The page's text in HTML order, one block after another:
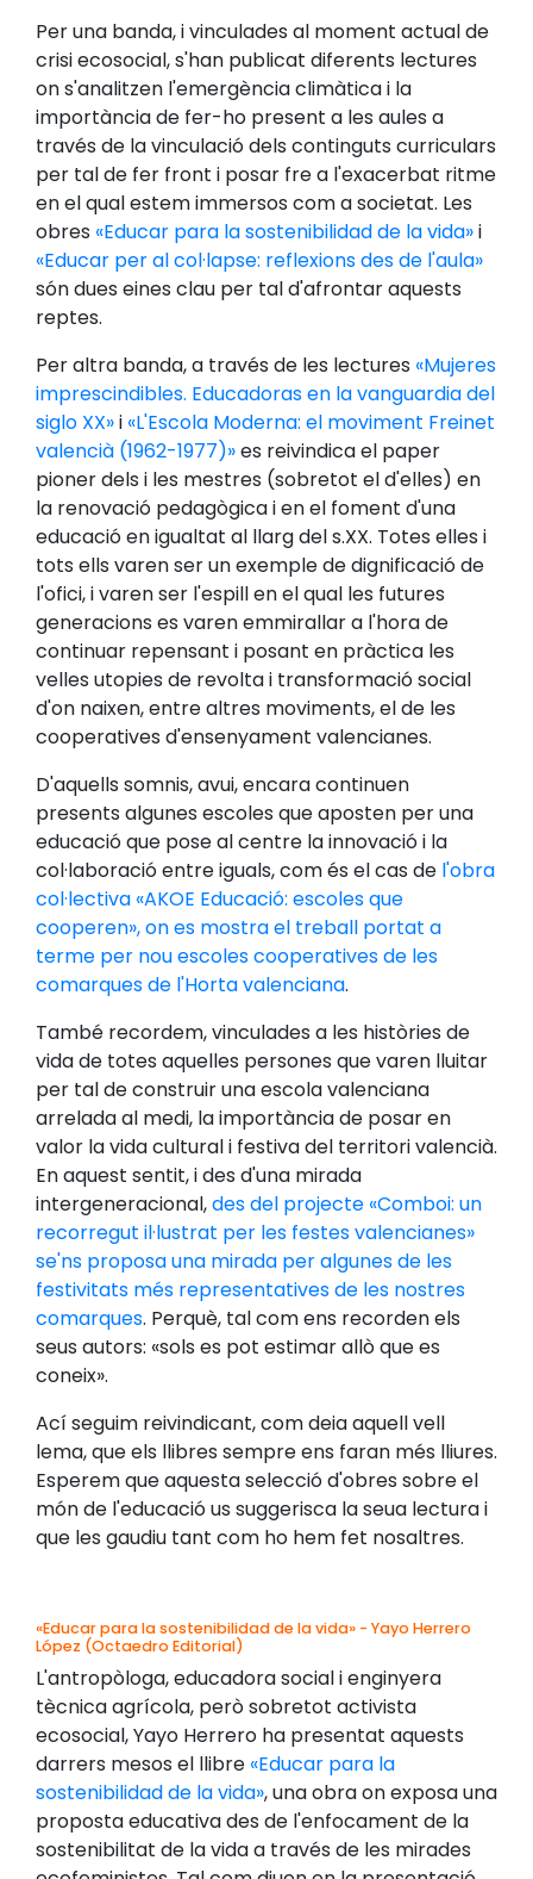
Per una banda, i vinculades al moment actual de
crisi ecosocial, s'han publicat diferents lectures
on s'analitzen l'emergència climàtica i la
importància de fer-ho present a les aules a
través de la vinculació dels continguts curriculars
per tal de fer front i posar fre a l'exacerbat ritme
en el qual estem immersos com a societat. Les
obres «Educar para la sostenibilidad de la vida»i
«Educar per al col·lapse: reflexions des de l'aula»
són dues eines clau per tal d'afrontar aquests
reptes.
Per altra banda, a través de les lectures «Mujeres
imprescindibles. Educadoras en la vanguardia del
siglo XX»i «L'Escola Moderna: el moviment Freinet
valencià (1962-1977)»es reivindica el paper
pioner dels i les mestres (sobretot el d'elles) en
la renovació pedagògica i en el foment d'una
educació en igualtat al llarg del s.XX. Totes elles i
tots ells varen ser un exemple de dignificació de
l'ofici, i varen ser l'espill en el qual les futures
generacions es varen emmirallar a l'hora de
continuar repensant i posant en pràctica les
velles utopies de revolta i transformació social
d'on naixen, entre altres moviments, el de les
cooperatives d'ensenyament valencianes.
D'aquells somnis, avui, encara continuen
presents algunes escoles que aposten per una
educació que pose al centre la innovació i la
col·laboració entre iguals, com és el cas de l'obra
col·lectiva «AKOE Educació: escoles que
cooperen», on es mostra el treball portat a
terme per nou escoles cooperatives de les
comarques de l'Horta valenciana.
També recordem, vinculades a les històries de
vida de totes aquelles persones que varen lluitar
per tal de construir una escola valenciana
arrelada al medi, la importància de posar en
valor la vida cultural i festiva del territori valencià.
En aquest sentit, i des d'una mirada
intergeneracional,des del projecte «Comboi: un
recorregut il·lustrat per les festes valencianes»
se'ns proposa una mirada per algunes de les
festivitats més representatives de les nostres
comarques. Perquè, tal com ens recorden els
seus autors: «sols es pot estimar allò que es
coneix».
Ací seguim reivindicant, com deia aquell vell
lema, que els llibres sempre ens faran més lliures.
Esperem que aquesta selecció d'obres sobre el
món de l'educació us suggerisca la seua lectura i
que les gaudiu tant com ho hem fet nosaltres.
«Educar para la sostenibilidad de la vida» - Yayo Herrero
López (Octaedro Editorial)
L'antropòloga, educadora social i enginyera
tècnica agrícola, però sobretot activista
ecosocial, Yayo Herrero ha presentat aquests
darrers mesos el llibre «Educar para la
sostenibilidad de la vida», una obra on exposa una
proposta educativa des de l'enfocament de la
sostenibilitat de la vida a través de les mirades